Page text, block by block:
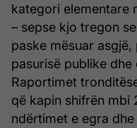
kategori elementare
– sepse kjo tregon
paske mësuar
pasurisë publike
Raportimet
që kapin shifrën mbi
ndërtimet e egra